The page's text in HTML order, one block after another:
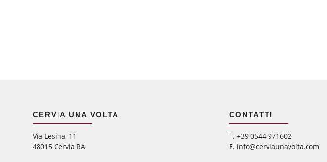
CERVIA UNA VOLTA
Via Lesina, 11
48015 Cervia RA
CONTATTI
‭T. +39 0544 971602
E. info@cerviaunavolta.com